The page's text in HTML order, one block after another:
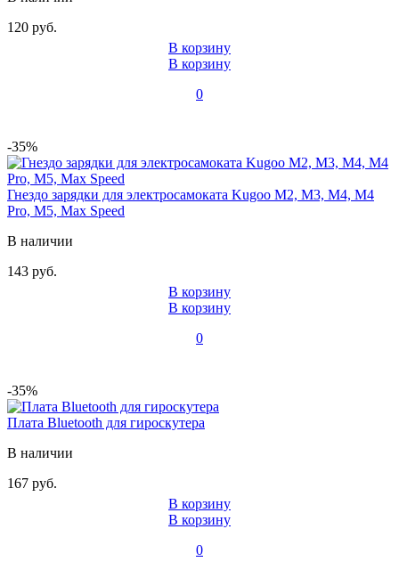
120 руб.
В корзину
В корзину
0
-35%
Гнездо зарядки для электросамоката Kugoo M2, M3, M4, M4
Pro, M5, Max Speed
В наличии
143 руб.
В корзину
В корзину
0
-35%
Плата Bluetooth для гироскутера
В наличии
167 руб.
В корзину
В корзину
0